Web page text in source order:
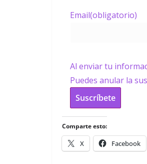
Email(obligatorio)
Al enviar tu
Puedes anular la
Suscríbete
Comparte esto:
X Facebook